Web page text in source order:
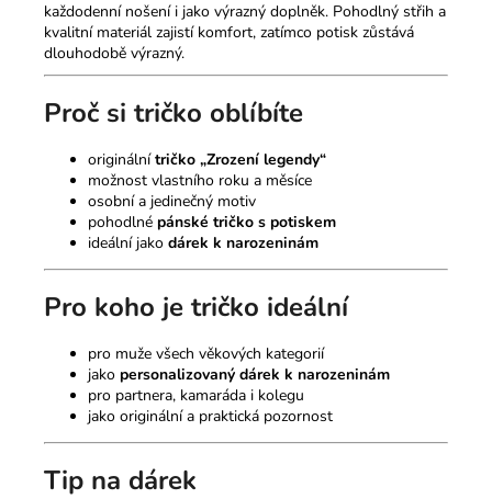
každodenní nošení i jako výrazný doplněk. Pohodlný střih a
kvalitní materiál zajistí komfort, zatímco potisk zůstává
dlouhodobě výrazný.
Proč si tričko oblíbíte
originálnítričko „Zrození legendy“
možnost vlastního roku a měsíce
osobní a jedinečný motiv
pohodlné pánské tričko s potiskem
ideální jako dárek k narozeninám
Pro koho je tričko ideální
pro muže všech věkových kategorií
jako personalizovaný dárek k narozeninám
pro partnera, kamaráda i kolegu
jako originální a praktická pozornost
Tip na dárek